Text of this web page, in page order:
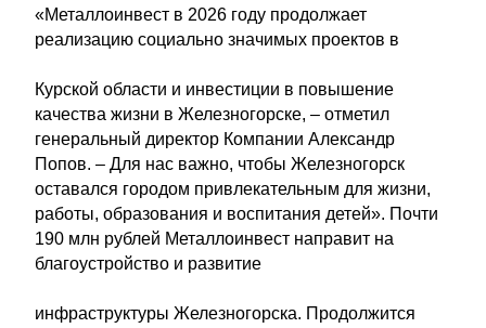
«Металлоинвест в 2026 году продолжает
реализацию социально значимых проектов в
Курской области и инвестиции в повышение
качества жизни в Железногорске, – отметил
генеральный директор Компании Александр
Попов. – Для нас важно, чтобы Железногорск
оставался городом привлекательным для жизни,
работы, образования и воспитания детей». Почти
190 млн рублей Металлоинвест направит на
благоустройство и развитие
инфраструктуры Железногорска. Продолжится